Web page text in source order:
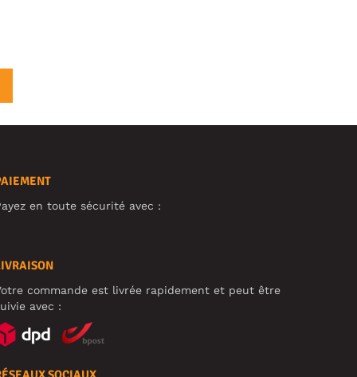
en toute sécurité avec :
commande est livrée rapidement et peut être
avec :